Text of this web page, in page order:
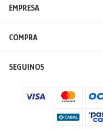
EMPRESA
COMPRA
SEGUINOS